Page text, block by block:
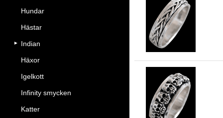
Hundar
Hästar
Indian
Häxor
Igelkott
Infinity smycken
Katter